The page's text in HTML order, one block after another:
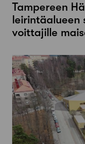
Tampereen
leirintäalueen
voittajille